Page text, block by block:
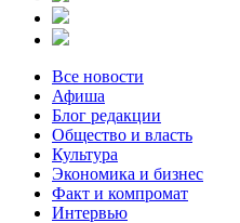
Все новости
Афиша
Блог редакции
Общество и власть
Культура
Экономика и бизнес
Факт и компромат
Интервью